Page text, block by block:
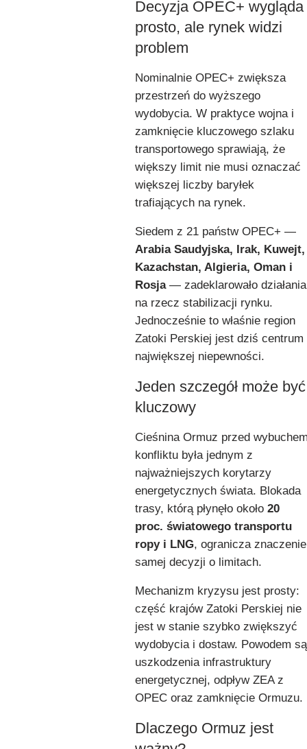
Decyzja OPEC+ wygląda
prosto, ale rynek widzi
problem
Nominalnie OPEC+ zwiększa
przestrzeń do wyższego
wydobycia. W praktyce wojna i
zamknięcie kluczowego szlaku
transportowego sprawiają, że
większy limit nie musi oznaczać
większej liczby baryłek
trafiających na rynek.
Siedem z 21 państw OPEC+ —
Arabia Saudyjska, Irak, Kuwejt,
Kazachstan, Algieria, Oman i
Rosja— zadeklarowało działania
na rzecz stabilizacji rynku.
Jednocześnie to właśnie region
Zatoki Perskiej jest dziś centrum
największej niepewności.
Jeden szczegół może być
kluczowy
Cieśnina Ormuz przed
konfliktu była jednym z
najważniejszych korytarzy
energetycznych świata. Blokada
trasy, którą płynęło około 20
proc. światowego transportu
ropy i LNG, ogranicza znaczenie
samej decyzji o limitach.
Mechanizm kryzysu jest prosty:
część krajów Zatoki Perskiej nie
jest w stanie szybko zwiększyć
wydobycia i dostaw. Powodem są
uszkodzenia infrastruktury
energetycznej, odpływ ZEA z
OPEC oraz zamknięcie Ormuzu.
Dlaczego Ormuz jest